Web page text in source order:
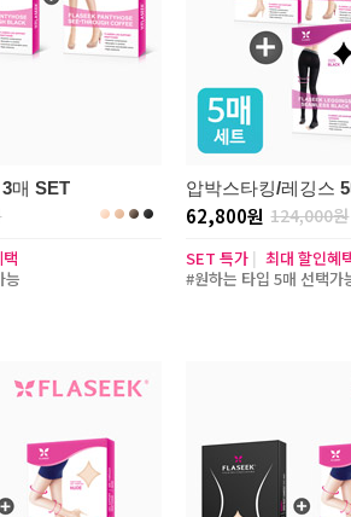
매 SET
능
압박스타킹/레깅스
62,800원 124,000원
SET 특가 | 최대 할인혜
#원하는 타입 5매 선택가